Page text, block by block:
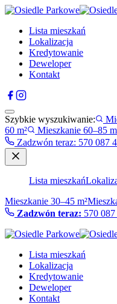
Lista mieszkań
Lokalizacja
Kredytowanie
Deweloper
Kontakt
Szybkie wyszukiwanie:
60 m²
Mieszkanie 60–85
Zadzwón teraz: 570 087
Lista mieszkań
Mieszkanie 30–45 m²
Zadzwón teraz: 570
Lista mieszkań
Lokalizacja
Kredytowanie
Deweloper
Kontakt